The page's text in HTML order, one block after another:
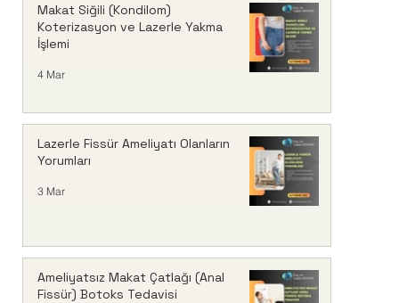
Makat Siğili (Kondilom)
Koterizasyon ve Lazerle Yakma
İşlemi
4 Mar
Lazerle Fissür Ameliyatı Olanların
Yorumları
3 Mar
Ameliyatsız Makat Çatlağı (Anal
Fissür) Botoks Tedavisi